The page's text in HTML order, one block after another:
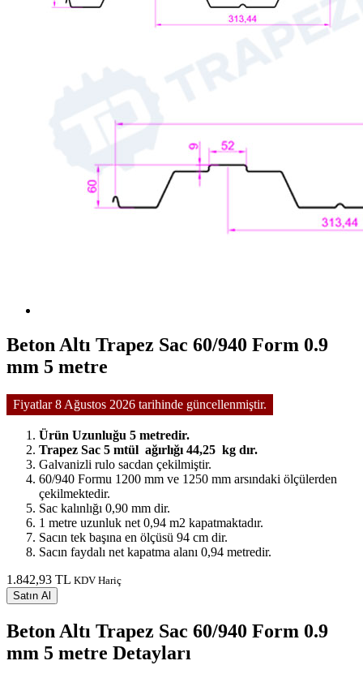
Beton Altı Trapez Sac 60/940 Form 0.9
mm 5 metre
Fiyatlar 8 Ağustos 2026 tarihinde güncellenmiştir.
Ürün Uzunluğu 5 metredir.
Trapez Sac 5 mtül ağırlığı 44,25 kg dır.
Galvanizli rulo sacdan çekilmiştir.
60/940 Formu 1200 mm ve 1250 mm arsındaki ölçülerden
çekilmektedir.
Sac kalınlığı 0,90 mm dir.
1 metre uzunluk net 0,94 m2 kapatmaktadır.
Sacın tek başına en ölçüsü 94 cm dir.
Sacın faydalı net kapatma alanı 0,94 metredir.
1.842,93 TL KDV Hariç
Satın Al
Beton Altı Trapez Sac 60/940 Form 0.9
mm 5 metre Detayları